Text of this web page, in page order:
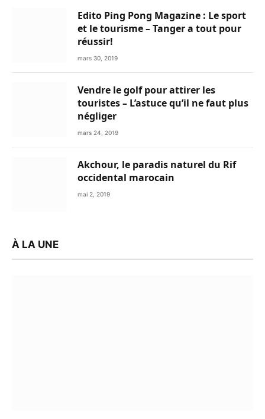
Edito Ping Pong Magazine : Le sport
et le tourisme – Tanger a tout pour
réussir!
mars 30, 2019
Vendre le golf pour attirer les
touristes – L’astuce qu’il ne faut plus
négliger
mars 24, 2019
Akchour, le paradis naturel du Rif
occidental marocain
mai 2, 2019
À LA UNE